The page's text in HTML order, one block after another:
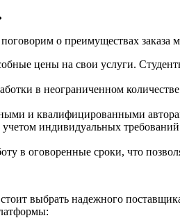
о преимуществах заказа
цены на свои услуги.
в неограниченном
и квалифицированными
индивидуальных
в оговоренные сроки, что
выбрать надежного